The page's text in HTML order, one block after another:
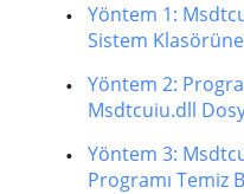
Yöntem 1:
Sistem
Yöntem 2:
Msdtcuiu.dll
Yöntem 3:
Programı Temiz